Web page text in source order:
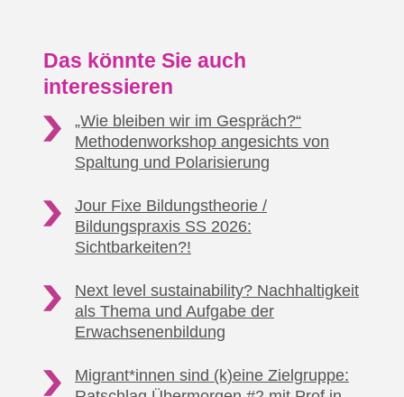
Das könnte Sie auch
interessieren
„Wie bleiben wir im Gespräch?“
Methodenworkshop angesichts von
Spaltung und Polarisierung
Jour Fixe Bildungstheorie /
Bildungspraxis SS 2026:
Sichtbarkeiten?!
Next level sustainability? Nachhaltigkeit
als Thema und Aufgabe der
Erwachsenenbildung
Migrant*innen sind (k)eine Zielgruppe: